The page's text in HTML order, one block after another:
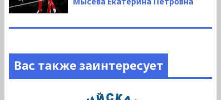
Вас также заинтересует